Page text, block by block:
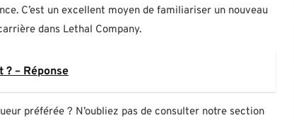
C’est un excellent moyen de familiariser un nouveau
dans Lethal Company.
– Réponse
préférée ? N’oubliez pas de consulter notre section